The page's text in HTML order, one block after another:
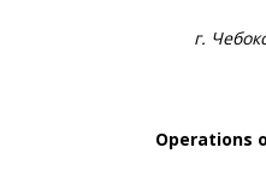
г.
Operations